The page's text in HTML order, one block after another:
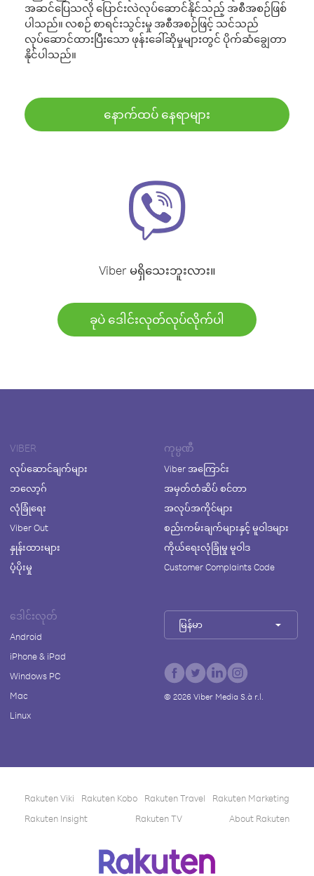
အဆင်ပြေသလို ပြောင်းလဲလုပ်ဆောင်နိုင်သည့် အစီအစဉ်ဖြစ်
ပါသည်။ လစဉ် စာရင်းသွင်းမှု အစီအစဉ်ဖြင့် သင်သည်
လုပ်ဆောင်ထားပြီးသော ဖုန်းခေါ်ဆိုမှုများတွင် ပိုက်ဆံချွေတာ
နိုင်ပါသည်။
နောက်ထပ် နေရာများ
Viber မရှိသေးဘူးလား။
ခုပဲ ဒေါင်းလုတ်လုပ်လိုက်ပါ
VIBER
လုပ်ဆောင်ချက်များ
ဘလော့ဂ်
လုံခြုံရေး
Viber Out
နှုန်းထားများ
ပံ့ပိုးမှု
ကုမ္ပဏီ
Viber အကြောင်း
အမှတ်တံဆိပ် စင်တာ
အလုပ်အကိုင်များ
စည်းကမ်းချက်များနှင့် မူဝါဒများ
ကိုယ်ရေးလုံခြုံမှု မူဝါဒ
Customer Complaints Code
ဒေါင်းလုတ်
Android
iPhone & iPad
Windows PC
Mac
Linux
မြန်မာ
© 2026Viber Media S.à r.l.
Rakuten Viki Rakuten Kobo Rakuten Travel
Rakuten Marketing
Rakuten Insight
Rakuten TV About Rakuten